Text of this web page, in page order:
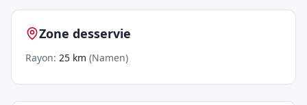
Zone desservie
Rayon: 25 km (Namen)